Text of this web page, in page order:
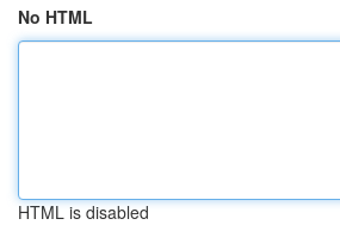
No HTML
HTML is disabled